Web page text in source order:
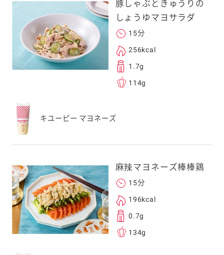
豚しゃぶときゅうりの
しょうゆマヨサラダ
15分
256kcal
1.7g
114g
キユーピー マヨネーズ
麻辣マヨネーズ棒棒鶏
15分
196kcal
0.7g
134g